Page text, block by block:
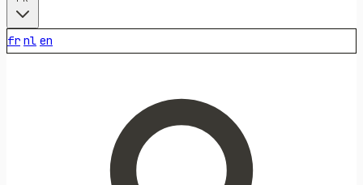
fr nl en